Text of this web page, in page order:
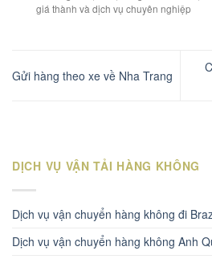
giá thành và dịch vụ chuyên nghiệp
Gửi hàng theo xe về Nha Trang
DỊCH VỤ VẬN TẢI HÀNG KHÔNG
Dịch vụ vận chuyển hàng không đi
Dịch vụ vận chuyển hàng không Anh